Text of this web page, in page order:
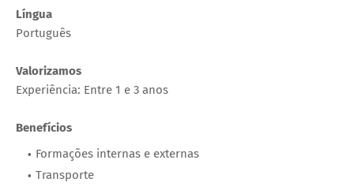
Língua
Português
Valorizamos
Experiência: Entre 1 e 3 anos
Benefícios
Formações internas e externas
Transporte